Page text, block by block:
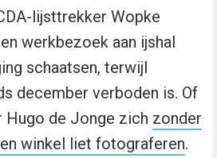
lijsttrekker Wopke
werkbezoek aan ijshal
schaatsen, terwijl
december verboden is. Of
Hugo de Jonge zich zonder
winkel liet fotograferen.